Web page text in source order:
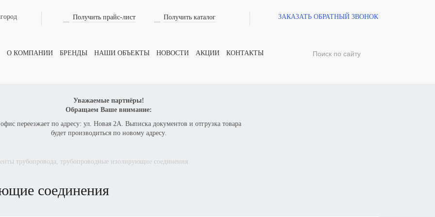
Получить прайс-лист Получить каталог ЗАКАЗАТЬ ОБРАТНЫЙ ЗВОНОК
О КОМПАНИИ БРЕНДЫ НАШИ ОБЪЕКТЫ НОВОСТИ АКЦИИ КОНТАКТЫ
Уважаемые партнёры!
Обращаем Ваше внимание:
переезжает по адресу: ул. Новая 2А. Выписка документов и отгрузка товара
будет производиться по новому адресу.
трубопровода, трубопроводные изолирующие соединения
соединения
на товар
ТЕЛЕФОН